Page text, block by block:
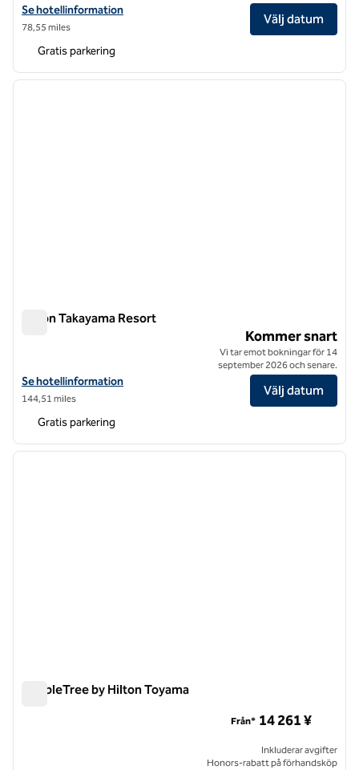
Visa hotelluppgifter för Kyukaruizawa Kikyo, Curio Collection by
Se hotellinformation
78,55 miles
Välj datum
Gratis parkering
1 av 12
nästa
Hilton Takayama Resort
Visa hotelluppgifter för Hilton Takayama Resort
Se hotellinformation
144,51 miles
Kommer snart
Vi tar emot bokningar för 14
september 2026 och senare.
Välj datum
Gratis parkering
1 av 12
nästa
DoubleTree by Hilton Toyama
Från* 14 261 ¥
Inkluderar avgifter
Honors-rabatt på förhandsköp